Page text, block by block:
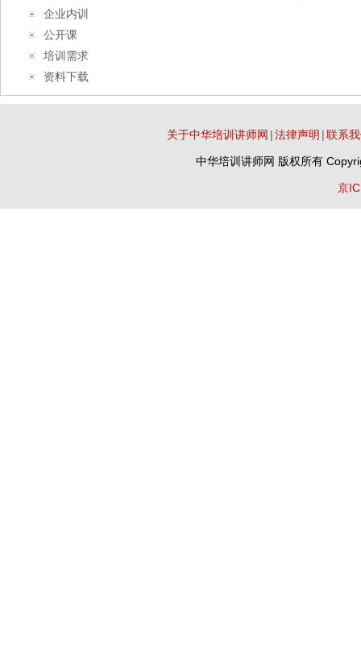
企业内训
公开课
培训需求
资料下载
关于中华培训讲师网 |法律声明 |联系
中华培训讲师网 版权所有
京